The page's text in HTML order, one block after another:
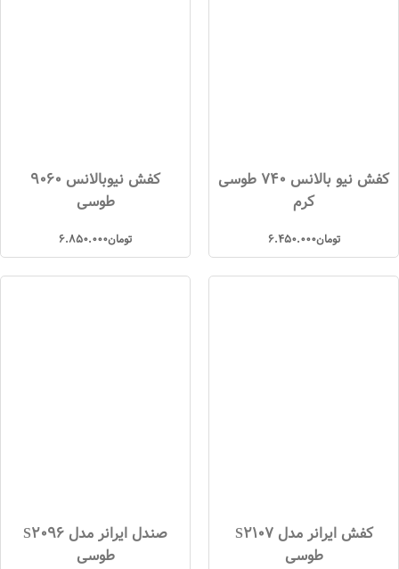
کفش نیو بالانس 740 طوسی
کرم
تومان6.450.000
کفش نیوبالانس 9060
طوسی
تومان6.850.000
کفش ایرانر مدل S2107
طوسی
صندل ایرانر مدل S2096
طوسی